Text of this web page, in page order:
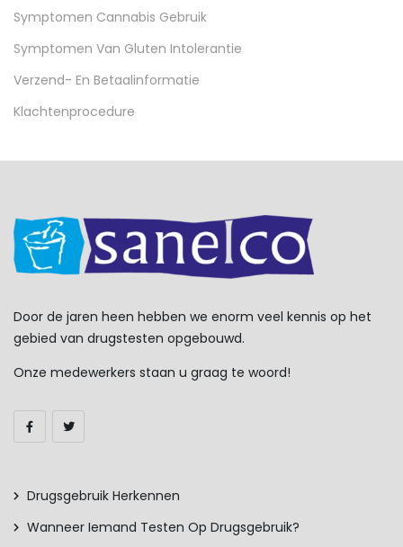
Symptomen Cannabis Gebruik
Symptomen Van Gluten Intolerantie
Verzend- En Betaalinformatie
Klachtenprocedure
Door de jaren heen hebben we enorm veel kennis op het
gebied van drugstesten opgebouwd.
Onze medewerkers staan u graag te woord!
Drugsgebruik Herkennen
Wanneer Iemand Testen Op Drugsgebruik?